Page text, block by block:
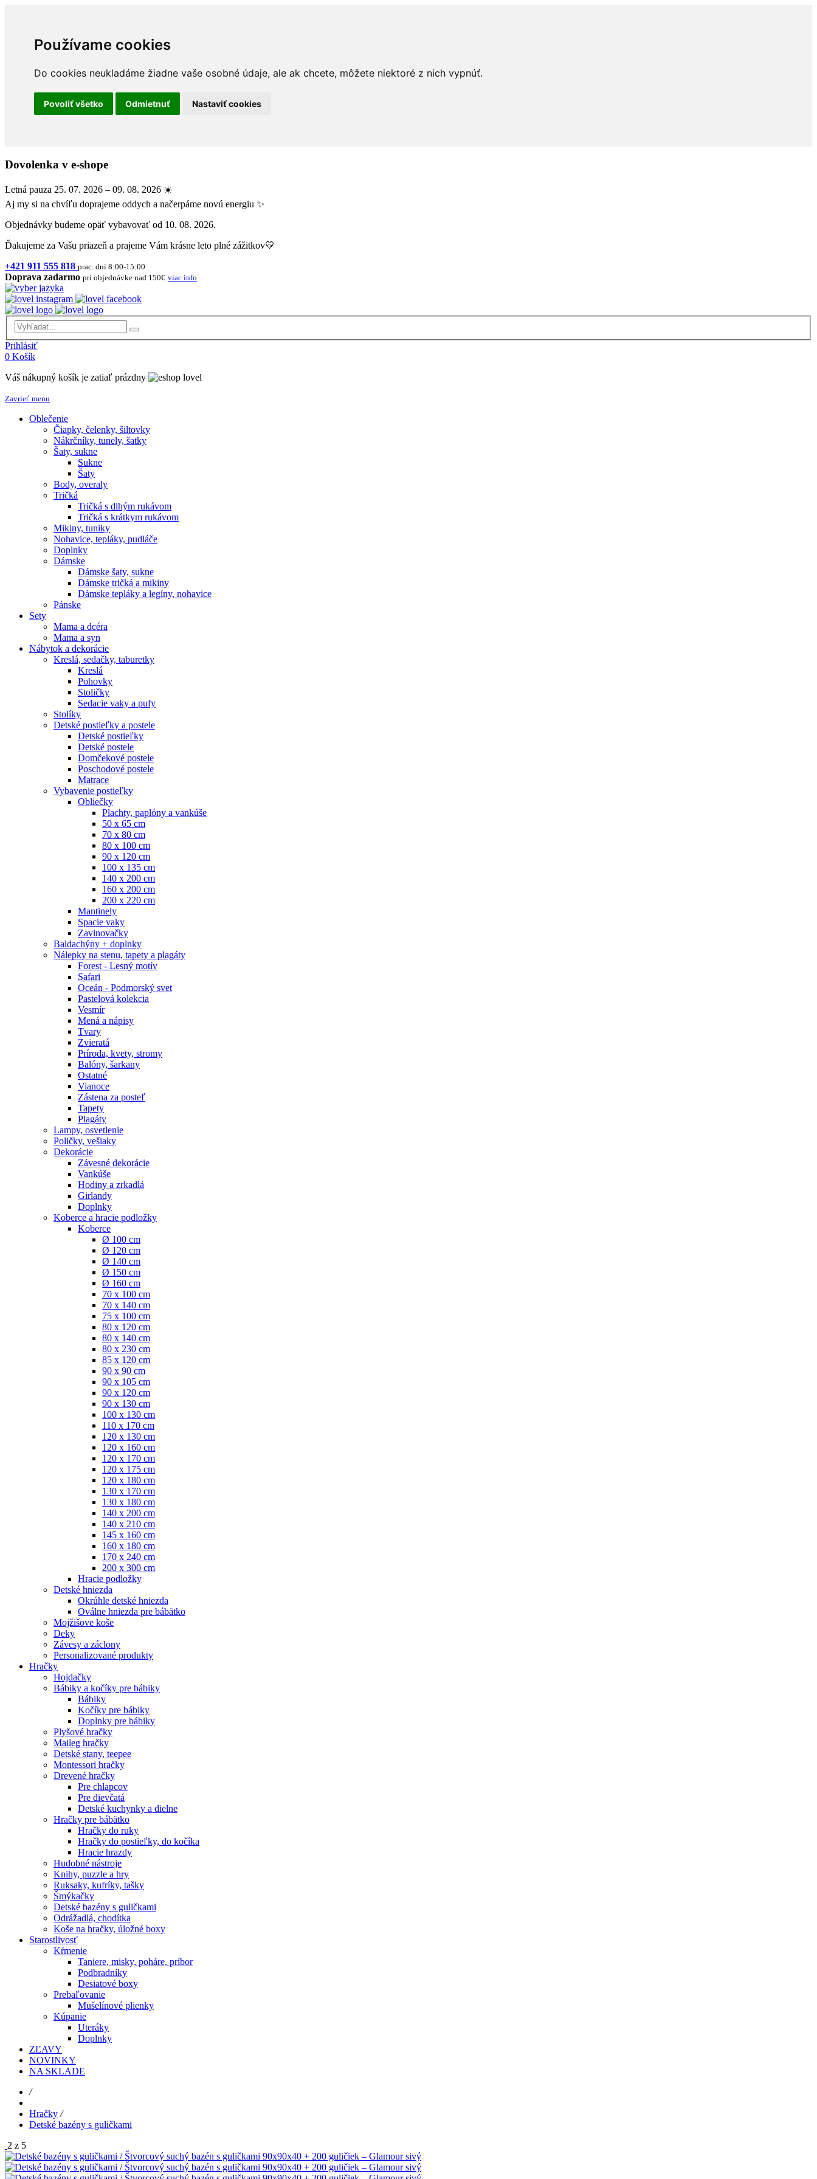
Používame cookies
Do cookies neukladáme žiadne vaše osobné údaje, ale ak chcete, môžete niektoré z nich vypnúť.
Povoliť všetko Odmietnuť Nastaviť cookies
Dovolenka v e-shope
Letná pauza 25. 07. 2026 – 09. 08. 2026 ☀️
Aj my si na chvíľu doprajeme oddych a načerpáme novú energiu ✨
Objednávky budeme opäť vybavovať od 10. 08. 2026.
Ďakujeme za Vašu priazeň a prajeme Vám krásne leto plné zážitkov💛
+421 911 555 818 prac. dni 8:00-15:00
Doprava zadarmo pri objednávke nad 150€ viac info
Prihlásiť
0 Košík
Váš nákupný košík je zatiaľ prázdny
Zavrieť menu
Oblečenie
Čiapky, čelenky, šiltovky
Nákrčníky, tunely, šatky
Šaty, sukne
Sukne
Šaty
Body, overaly
Tričká
Tričká s dlhým rukávom
Tričká s krátkym rukávom
Mikiny, tuniky
Nohavice, tepláky, pudláče
Doplnky
Dámske
Dámske šaty, sukne
Dámske tričká a mikiny
Dámske tepláky a legíny, nohavice
Pánske
Sety
Mama a dcéra
Mama a syn
Nábytok a dekorácie
Kreslá, sedačky, taburetky
Kreslá
Pohovky
Stoličky
Sedacie vaky a pufy
Stolíky
Detské postieľky a postele
Detské postieľky
Detské postele
Domčekové postele
Poschodové postele
Matrace
Vybavenie postieľky
Obliečky
Plachty, paplóny a vankúše
50 x 65 cm
70 x 80 cm
80 x 100 cm
90 x 120 cm
100 x 135 cm
140 x 200 cm
160 x 200 cm
200 x 220 cm
Mantinely
Spacie vaky
Zavinovačky
Baldachýny + doplnky
Nálepky na stenu, tapety a plagáty
Forest - Lesný motív
Safari
Oceán - Podmorský svet
Pastelová kolekcia
Vesmír
Mená a nápisy
Tvary
Zvieratá
Príroda, kvety, stromy
Balóny, šarkany
Ostatné
Vianoce
Zástena za posteľ
Tapety
Plagáty
Lampy, osvetlenie
Poličky, vešiaky
Dekorácie
Závesné dekorácie
Vankúše
Hodiny a zrkadlá
Girlandy
Doplnky
Koberce a hracie podložky
Koberce
Ø 100 cm
Ø 120 cm
Ø 140 cm
Ø 150 cm
Ø 160 cm
70 x 100 cm
70 x 140 cm
75 x 100 cm
80 x 120 cm
80 x 140 cm
80 x 230 cm
85 x 120 cm
90 x 90 cm
90 x 105 cm
90 x 120 cm
90 x 130 cm
100 x 130 cm
110 x 170 cm
120 x 130 cm
120 x 160 cm
120 x 170 cm
120 x 175 cm
120 x 180 cm
130 x 170 cm
130 x 180 cm
140 x 200 cm
140 x 210 cm
145 x 160 cm
160 x 180 cm
170 x 240 cm
200 x 300 cm
Hracie podložky
Detské hniezda
Okrúhle detské hniezda
Oválne hniezda pre bábätko
Mojžišove koše
Deky
Závesy a záclony
Personalizované produkty
Hračky
Hojdačky
Bábiky a kočíky pre bábiky
Bábiky
Kočíky pre bábiky
Doplnky pre bábiky
Plyšové hračky
Maileg hračky
Detské stany, teepee
Montessori hračky
Drevené hračky
Pre chlapcov
Pre dievčatá
Detské kuchynky a dielne
Hračky pre bábätko
Hračky do ruky
Hračky do postieľky, do kočíka
Hracie hrazdy
Hudobné nástroje
Knihy, puzzle a hry
Ruksaky, kufríky, tašky
Šmýkačky
Detské bazény s guličkami
Odrážadlá, chodítka
Koše na hračky, úložné boxy
Starostlivosť
Kŕmenie
Taniere, misky, poháre, príbor
Podbradníky
Desiatové boxy
Prebaľovanie
Mušelínové plienky
Kúpanie
Uteráky
Doplnky
ZĽAVY
NOVINKY
NA SKLADE
/
Hračky /
Detské bazény s guličkami
2 z 5